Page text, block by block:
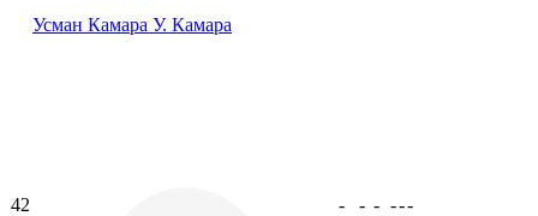
Усман Камара У. Камара
42 - - - ---